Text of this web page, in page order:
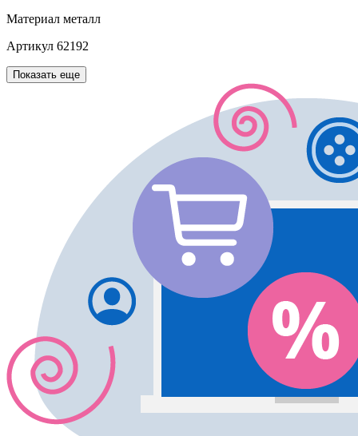
Материал металл
Артикул 62192
Показать еще